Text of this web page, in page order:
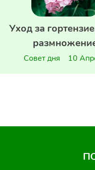
Уход за
Совет дня 10